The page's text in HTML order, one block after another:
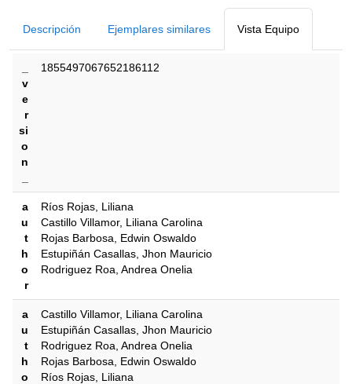
Descripción Ejemplares similares Vista Equipo
v
e
r
si
o
n
1855497067652186112
a
u
t
h
o
r
Ríos Rojas, Liliana
Castillo Villamor, Liliana Carolina
Rojas Barbosa, Edwin Oswaldo
Estupiñán Casallas, Jhon Mauricio
Rodriguez Roa, Andrea Onelia
a
u
t
h
o
Castillo Villamor, Liliana Carolina
Estupiñán Casallas, Jhon Mauricio
Rodriguez Roa, Andrea Onelia
Rojas Barbosa, Edwin Oswaldo
Ríos Rojas, Liliana